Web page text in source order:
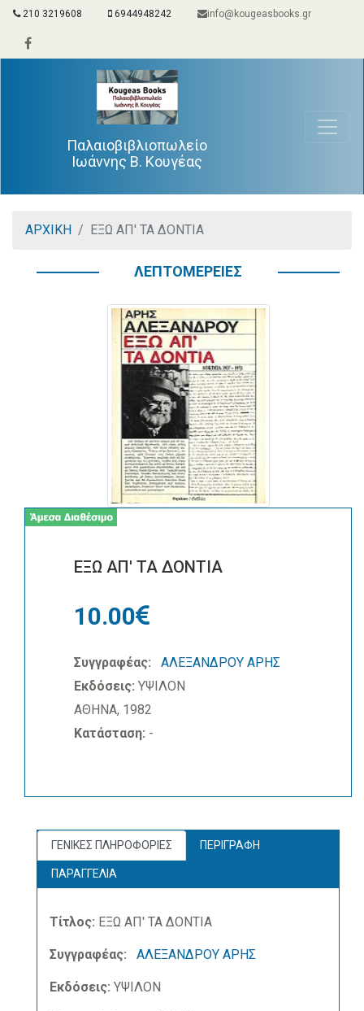
210 3219608 6944948242 info@kougeasbooks.gr
Παλαιοβιβλιοπωλείο
Ιωάννης Β. Κουγέας
ΑΡΧΙΚΗ ΕΞΩ ΑΠ' ΤΑ ΔΟΝΤΙΑ
ΛΕΠΤΟΜΕΡΕΙΕΣ
ΕΞΩ ΑΠ' ΤΑ ΔΟΝΤΙΑ
10.00
Συγγραφέας:
ΑΛΕΞΑΝΔΡΟΥ ΑΡΗΣ
Εκδόσεις: ΥΨΙΛΟΝ
ΑΘΗΝΑ, 1982
Κατάσταση: -
ΓΕΝΙΚΕΣ ΠΛΗΡΟΦΟΡΙΕΣ ΠΕΡΙΓΡΑΦΗ
ΠΑΡΑΓΓΕΛΙΑ
Τίτλος: ΕΞΩ ΑΠ' ΤΑ ΔΟΝΤΙΑ
Συγγραφέας: ΑΛΕΞΑΝΔΡΟΥ ΑΡΗΣ
Εκδόσεις: ΥΨΙΛΟΝ